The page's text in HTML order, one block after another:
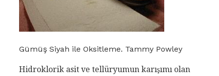
Gümüş Siyah ile Oksitleme. Tammy Powley
Hidroklorik asit ve tellüryumun karışımı olan